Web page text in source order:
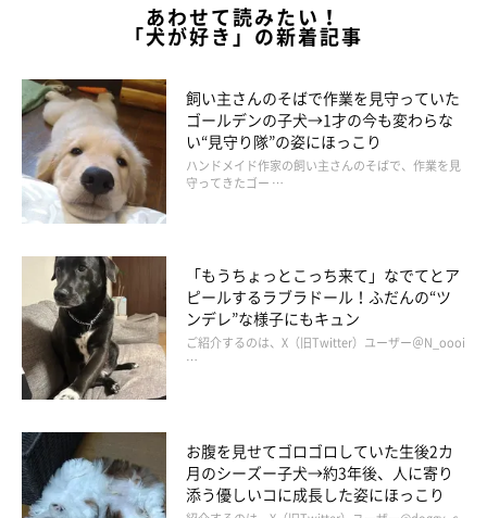
あわせて読みたい！
「犬が好き」の新着記事
飼い主さんのそばで作業を見守っていた
ゴールデンの子犬→1才の今も変わらな
い“見守り隊”の姿にほっこり
ハンドメイド作家の飼い主さんのそばで、作業を見
守ってきたゴー …
「もうちょっとこっち来て」なでてとア
ピールするラブラドール！ふだんの“ツ
ンデレ”な様子にもキュン
ご紹介するのは、X（旧Twitter）ユーザー＠N_oooi
…
お腹を見せてゴロゴロしていた生後2カ
月のシーズー子犬→約3年後、人に寄り
添う優しいコに成長した姿にほっこり